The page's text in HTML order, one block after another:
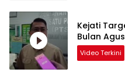
Kejati
Bulan
Video Terkini